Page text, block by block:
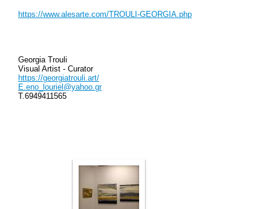
https://www.alesarte.com/TROULI-GEORGIA.php
Georgia Trouli
Visual Artist - Curator
https://georgiatrouli.art/
E.eno_louriel@yahoo.gr
T.6949411565